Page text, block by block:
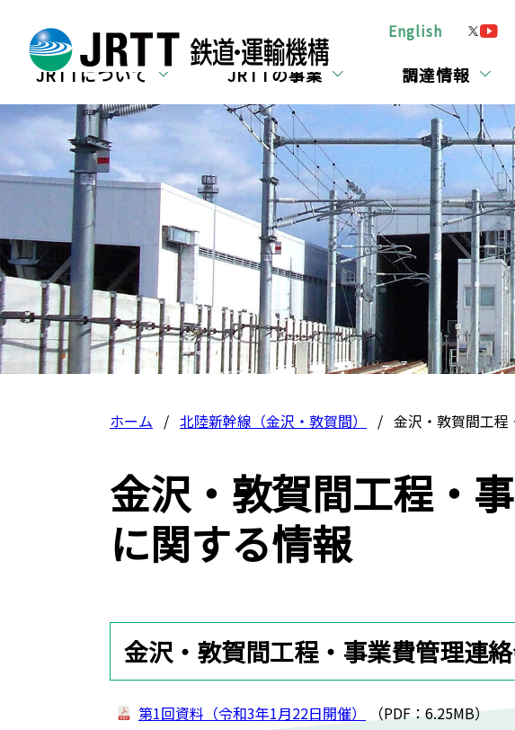
所在地・お問合せ English
JRTTについて JRTTの事業 調達情報
ホーム 北陸新幹線（金沢・敦賀間） 金沢・敦賀間工程
金沢・敦賀間工程・
に関する情報
金沢・敦賀間工程・事業費管理連
第1回資料（令和3年1月22日開催）
（PDF：6.25MB）